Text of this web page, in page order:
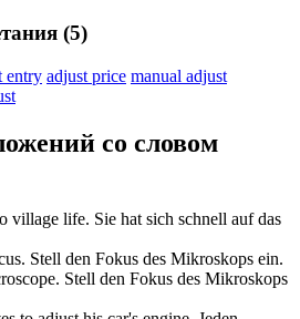
(5)
entry adjust price manual adjust
со словом
village life. Sie hat sich schnell auf das
Stell den Fokus des Mikroskops ein.
Stell den Fokus des Mikroskops